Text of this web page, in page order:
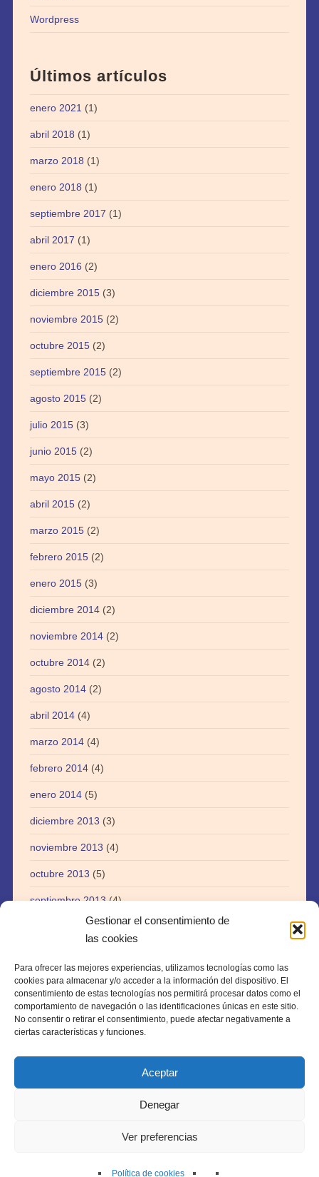
Gestionar el consentimiento de
las cookies
Para ofrecer las mejores experiencias, utilizamos tecnologías como las
cookies para almacenar y/o acceder a la información del dispositivo. El
consentimiento de estas tecnologías nos permitirá procesar datos como el
comportamiento de navegación o las identificaciones únicas en este sitio.
No consentir o retirar el consentimiento, puede afectar negativamente a
ciertas características y funciones.
Aceptar
Denegar
Ver preferencias
Política de cookies
Wordpress
Últimos artículos
enero 2021 (1)
abril 2018 (1)
marzo 2018 (1)
enero 2018 (1)
septiembre 2017 (1)
abril 2017 (1)
enero 2016 (2)
diciembre 2015(3)
noviembre 2015(2)
octubre 2015(2)
septiembre 2015(2)
agosto 2015(2)
julio 2015(3)
junio 2015(2)
mayo 2015(2)
abril 2015(2)
marzo 2015(2)
febrero 2015(2)
enero 2015(3)
diciembre 2014(2)
noviembre 2014(2)
octubre 2014(2)
agosto 2014(2)
abril 2014(4)
marzo 2014(4)
febrero 2014(4)
enero 2014(5)
diciembre 2013 (3)
noviembre 2013 (4)
octubre 2013 (5)
septiembre 2013(4)
(5)
abril 2013(1)
agosto 2012(1)
julio 2012(1)
Copyright © 2026 · webtiki.es